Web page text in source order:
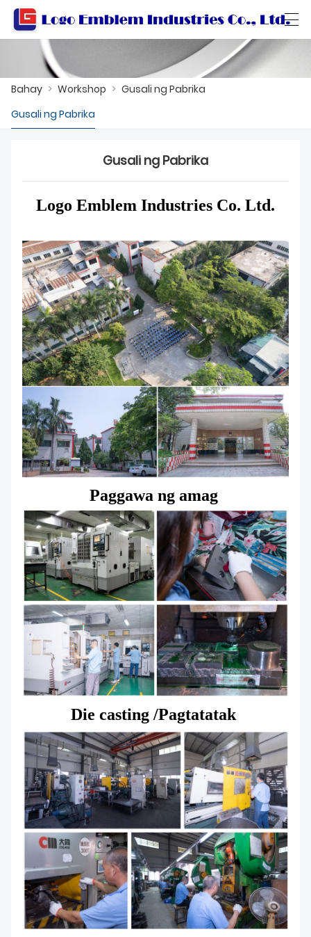
BAHAY
MAKIPAG-UGNAYAN SA AMIN
KATALOGO NG PRODUKTO
BALITA
العربية Български Català
Bahay > Workshop > Gusali ng Pabrika
Gusali ng Pabrika
Gusali ng Pabrika
Logo Emblem Industries Co. Ltd.
Paggawa ng amag
Die casting /Pagtatatak